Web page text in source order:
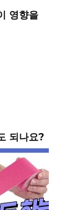
영향을
되나요?